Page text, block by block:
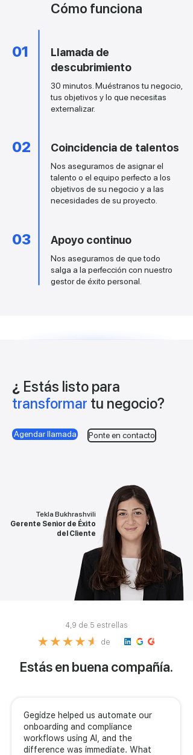
Cómo funciona
01
Llamada de
descubrimiento
30 minutos. Muéstranos tu negocio,
tus objetivos y lo que necesitas
externalizar.
02 Coincidencia de talentos
Nos aseguramos de asignar el
talento o el equipo perfecto a los
objetivos de su negocio y a las
necesidades de su proyecto.
03 Apoyo continuo
Nos aseguramos de que todo
salga a la perfección con nuestro
gestor de éxito personal.
¿ Estás listo para
transformar tu negocio?
Agendar llamada Ponte en contacto
Tekla Bukhrashvili
Gerente Senior de Éxito
del Cliente
4,9 de 5 estrellas
de
Estás en buena compañía.
Gegidze helped us automate our
onboarding and compliance
workflows using AI, and the
difference was immediate. What